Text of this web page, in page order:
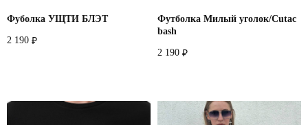
Фуболка УЩТИ БЛЭТ
2 190 ₽
Футболка Милый уголок/Cutac
bash
2 190 ₽